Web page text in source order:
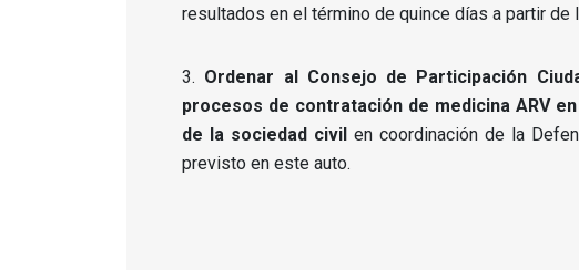
resultados en el término de quince días a partir de
Ordenar al Consejo de Participación
procesos de contratación de medicina ARV
de la sociedad civil en coordinación de la
previsto en este auto.